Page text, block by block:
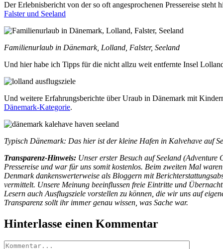
Der Erlebnisbericht von der so oft angesprochenen Pressereise steht
Falster und Seeland
Familienurlaub in Dänemark, Lolland, Falster, Seeland
Und hier habe ich Tipps für die nicht allzu weit entfernte Insel
Und weitere Erfahrungsberichte über Uraub in Dänemark mit
Dänemark-Kategorie.
Typisch Dänemark: Das hier ist der kleine Hafen in Kalvehave auf
Transparenz-Hinweis: Unser erster Besuch auf Seeland
Pressereise und war für uns somit kostenlos. Beim zweiten Mal
Denmark dankenswerterweise als Bloggern mit
vermittelt. Unsere Meinung beeinflussen freie Eintritte und
Lesern auch Ausflugsziele vorstellen zu können, die wir uns auf
Transparenz sollt ihr immer genau wissen, was Sache war.
Hinterlasse einen Kommentar
Kommentar